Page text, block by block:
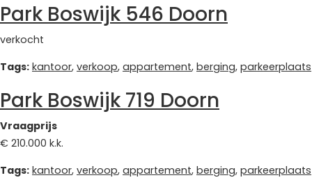
Park Boswijk 546 Doorn
verkocht
Tags: kantoor, verkoop, appartement, berging, parkeerplaats
Park Boswijk 719 Doorn
Vraagprijs
€ 210.000 k.k.
Tags: kantoor, verkoop, appartement, berging, parkeerplaats